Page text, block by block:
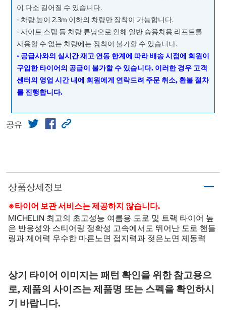
이 다소 길어질 수 있습니다.
- 차량 높이 2.3m 이하의 차량만 장착이 가능합니다.
- 사이트 스텝 등 차량 튜닝으로 인해 일반 승용차용 리프트를
사용할 수 없는 차량에는 장착이 불가할 수 있습니다.
- 공급사와의 실시간 재고 연동 한계에 따라 배송 시점에 회원이
구입한 타이어의 공급이 불가할 수 있습니다. 이러한 경우 고객
센터의 영업 시간 내에 회원에게 연락드려 주문 취소, 환불 절차
를 진행합니다.
공유
상품상세정보
※타이어 보관 서비스는 제공하지 않습니다.
MICHELIN 최고의 초고성능 여름용 도로 및 트랙 타이어 높
은 반응성와 스티어링 정확성 고속에서도 뛰어난 도로 핸들
링과 제어력 우수한 마른노면 접지력과 젖은노면 제동력
상기 타이어 이미지는 패턴 확인을 위한 참고용으
로, 제품의 사이즈는 제품명 또는 스펙을 확인하시
기 바랍니다.